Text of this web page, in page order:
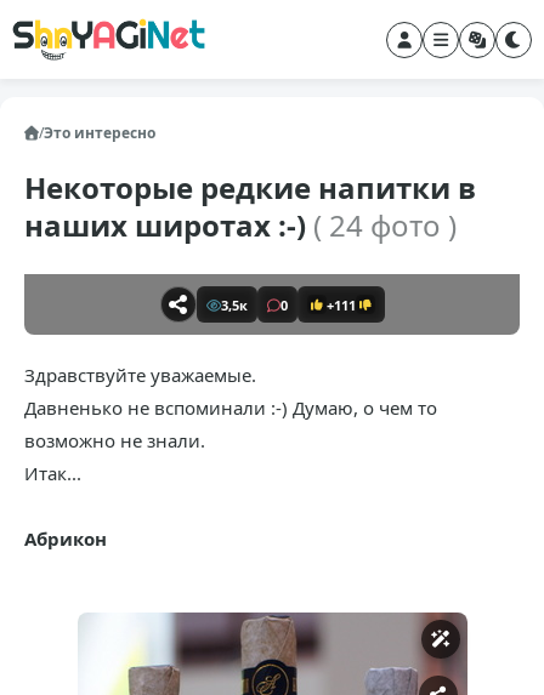
/Это интересно
Некоторые редкие напитки в
наших широтах :-) ( 24 фото )
3,5к 0 +111
Здравствуйте уважаемые.
Давненько не вспоминали :-) Думаю, о чем то
возможно не знали.
Итак...
Абрикон